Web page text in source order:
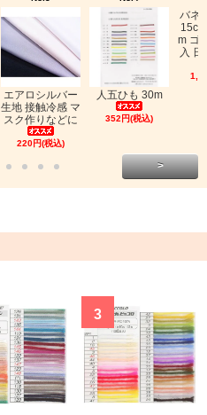
エアロシルバー
生地 接触冷感 マ
スク作りなどに
220円(税込)
人五ひも 30m
352円(税込)
バネ
m ゴ
入
>
3